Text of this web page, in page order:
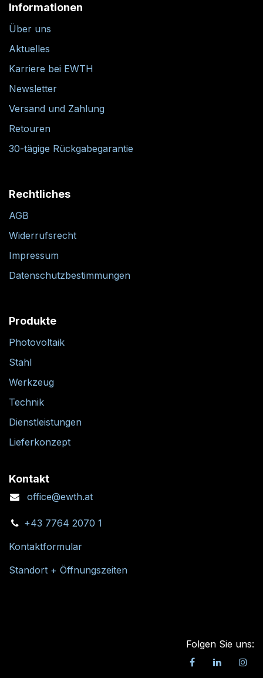
Informationen
Über uns
Aktuelles
Karriere bei EWTH
Newsletter
Versand und Zahlung
Retouren
30-tägige Rückgabegarantie
Rechtliches
AGB
Widerrufsrecht
Impressum
Datenschutzbestimmungen
Produkte
Photovoltaik
Stahl
Werkzeug
Technik
Dienstleistungen
Lieferkonzept
Kontakt
office@ewth.at
+43 7764 2070 1
Kontaktformular
Standort + Öffnungszeiten
Folgen Sie uns: